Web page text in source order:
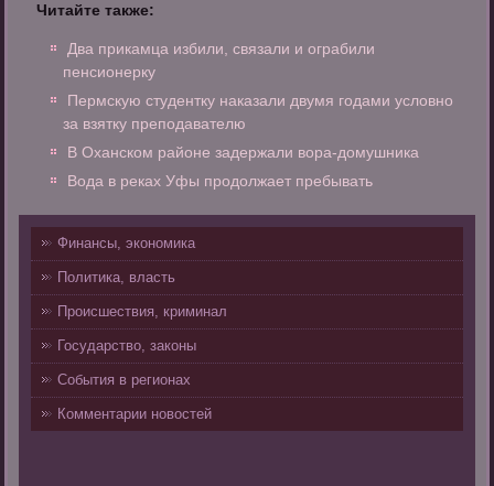
Читайте также:
Два прикамца избили, связали и ограбили
пенсионерку
Пермскую студентку наказали двумя годами условно
за взятку преподавателю
В Оханском районе задержали вора-домушника
Вода в реках Уфы продолжает пребывать
Финансы, экономика
Политика, власть
Происшествия, криминал
Государство, законы
События в регионах
Комментарии новостей